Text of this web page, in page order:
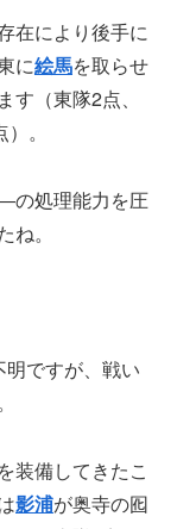
在により後手に
に絵馬を取らせ
（東隊2点、
。
の処理能力を圧
。
ですが、戦い
装備してきたこ
影浦が奥寺の囮